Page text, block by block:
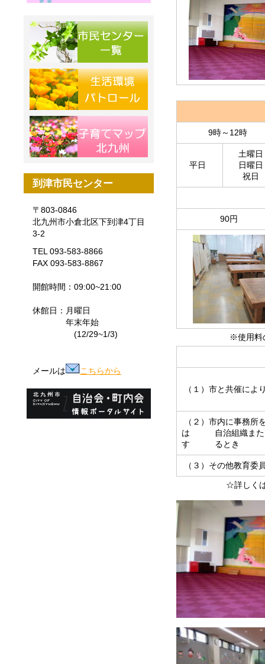
9時～12時
平日
土曜日
日曜日
祝日
90円
※使用料
（１）市と共催に
（２）市内に事務所
は 自治組織または
す るとき
（３）その他教育
☆詳しく
到津市民センター
〒803-0846
北九州市小倉北区下到津4丁目
3-2
TEL 093-583-8866
FAX 093-583-8867
開館時間：09:00~21:00
休館日：月曜日
年末年始
(12/29~1/3)
メールは こちらから